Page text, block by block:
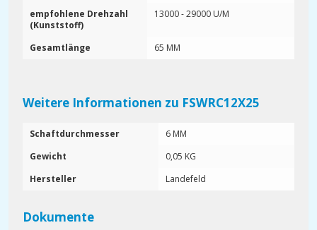
empfohlene Drehzahl
(Kunststoff)
13000 - 29000 U/M
Gesamtlänge 65 MM
Weitere Informationen zu FSWRC12X25
Schaftdurchmesser
6 MM
Gewicht
0,05 KG
Hersteller
Landefeld
Dokumente